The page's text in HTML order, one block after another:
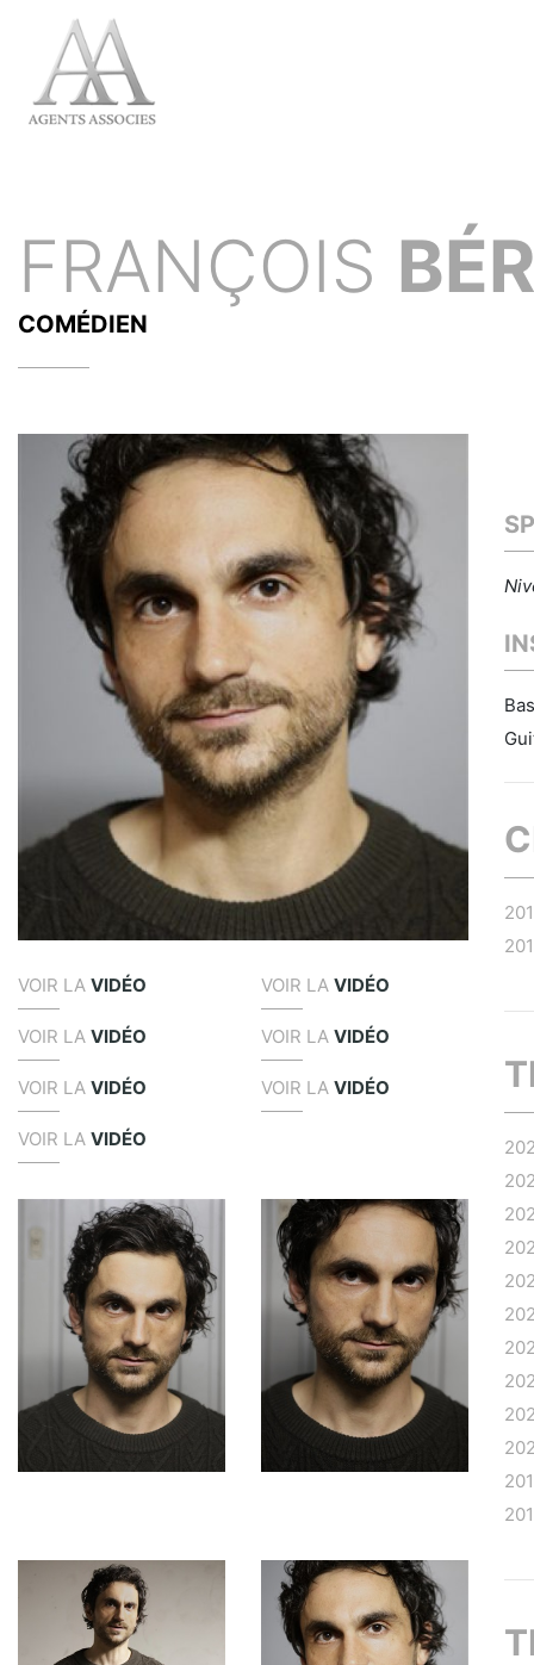
FRANÇOIS
COMÉDIEN
VOIR LA VIDÉO VOIR LAVIDÉO
VOIR LA VIDÉO VOIR LAVIDÉO
VOIR LA VIDÉO VOIR LAVIDÉO
VOIR LA VIDÉO